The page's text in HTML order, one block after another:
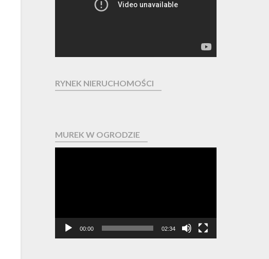
RYNEK NIERUCHOMOŚCI
MUREK W OGRODZIE
00:00 02:34